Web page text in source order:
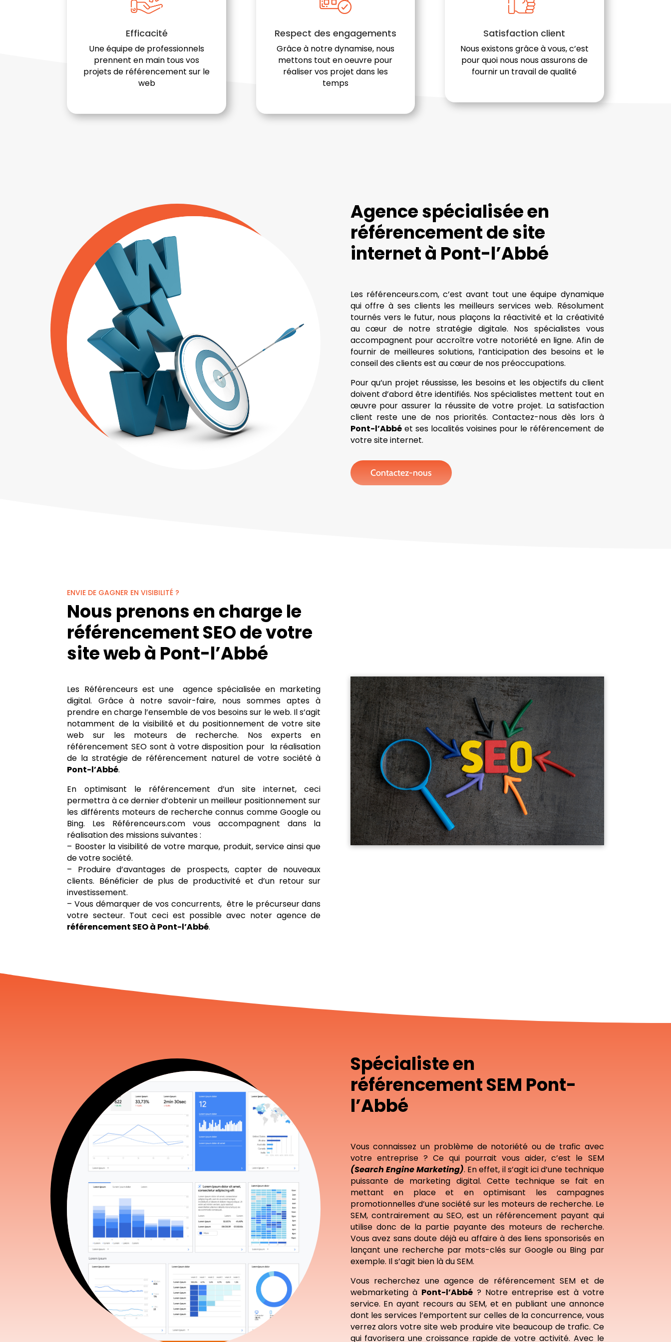
Efficacité
Une équipe de professionnels
prennent en main tous vos
projets de référencement sur le
web
Respect des engagements
Grâce à notre dynamise, nous
mettons tout en oeuvre pour
réaliser vos projet dans les
temps
Satisfaction client
Nous existons grâce à vous, c’est
pour quoi nous nous assurons de
fournir un travail de qualité
Agence spécialisée en
référencement de site
internet à Pont-l’Abbé
Les référenceurs.com, c’est avant tout une équipe dynamique
qui offre à ses clients les meilleurs services web. Résolument
tournés vers le futur, nous plaçons la réactivité et la créativité
au cœur de notre stratégie digitale. Nos spécialistes vous
accompagnent pour accroître votre notoriété en ligne. Afin de
fournir de meilleures solutions, l’anticipation des besoins et le
conseil des clients est au cœur de nos préoccupations.
Pour qu’un projet réussisse, les besoins et les objectifs du client
doivent d’abord être identifiés. Nos spécialistes mettent tout en
œuvre pour assurer la réussite de votre projet. La satisfaction
client reste une de nos priorités. Contactez-nous dès lors à
Pont-l’Abbéet ses localités voisines pour le référencement de
votre site internet.
Contactez-nous
ENVIE DE GAGNER EN VISIBILITÉ ?
Nous prenons en charge le
référencement SEO de votre
site web à Pont-l’Abbé
Les Référenceurs est une agence spécialisée en marketing
digital. Grâce à notre savoir-faire, nous sommes aptes à
prendre en charge l’ensemble de vos besoins sur le web. Il s’agit
notamment de la visibilité et du positionnement de votre site
web sur les moteurs de recherche. Nos experts en
référencement SEO sont à votre disposition pour la réalisation
de la stratégie de référencement naturel de votre société à
Pont-l’Abbé.
En optimisant le référencement d’un site internet, ceci
permettra à ce dernier d’obtenir un meilleur positionnement sur
les différents moteurs de recherche connus comme Google ou
Bing. Les Référenceurs.com vous accompagnent dans la
réalisation des missions suivantes :
– Booster la visibilité de votre marque, produit, service ainsi que
de votre société.
– Produire d’avantages de prospects, capter de nouveaux
clients. Bénéficier de plus de productivité et d’un retour sur
investissement.
– Vous démarquer de vos concurrents, être le précurseur dans
votre secteur. Tout ceci est possible avec noter agence de
référencement SEO à Pont-l’Abbé.
Spécialiste en
référencement SEM Pont-
l’Abbé
Vous connaissez un problème de notoriété ou de trafic avec
votre entreprise ? Ce qui pourrait vous aider, c’est le SEM
(Search Engine Marketing). En effet, il s’agit ici d’une technique
puissante de marketing digital. Cette technique se fait en
mettant en place et en optimisant les campagnes
promotionnelles d’une société sur les moteurs de recherche. Le
SEM, contrairement au SEO, est un référencement payant qui
utilise donc de la partie payante des moteurs de recherche.
Vous avez sans doute déjà eu affaire à des liens sponsorisés en
lançant une recherche par mots-clés sur Google ou Bing par
exemple. Il s’agit bien là du SEM.
Vous recherchez une agence de référencement SEM et de
webmarketing à Pont-l’Abbé? Notre entreprise est à votre
service. En ayant recours au SEM, et en publiant une annonce
dont les services l’emportent sur celles de la concurrence, vous
verrez alors votre site web produire vite beaucoup de trafic. Ce
qui favorisera une croissance rapide de votre activité. Avec le